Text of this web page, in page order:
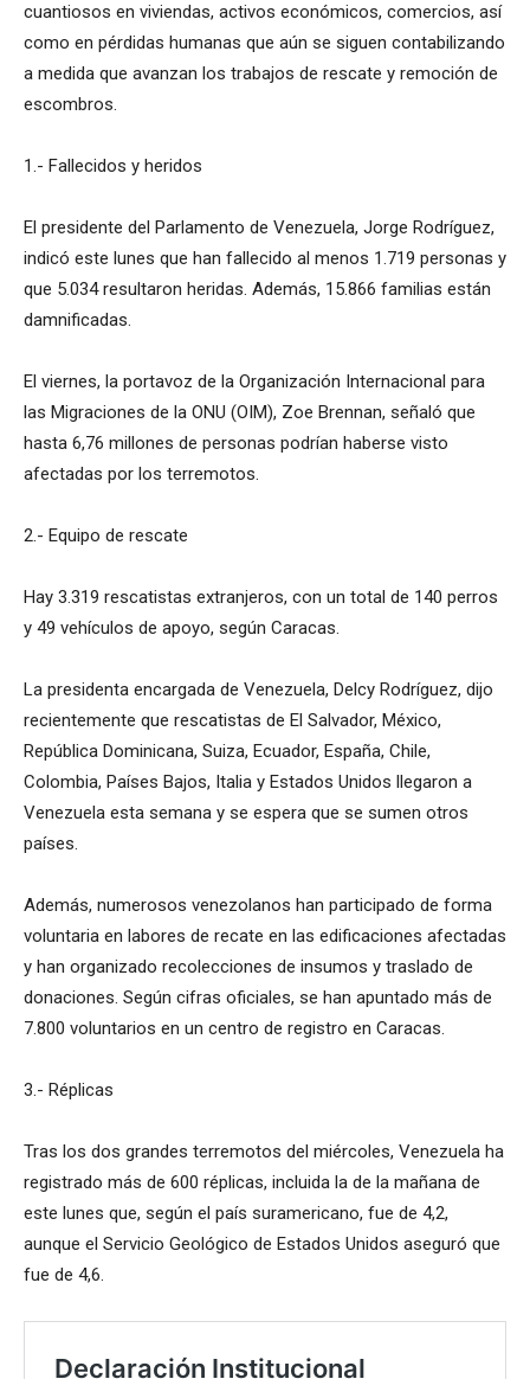
cuantiosos en viviendas, activos económicos, comercios, así
como en pérdidas humanas que aún se siguen contabilizando
a medida que avanzan los trabajos de rescate y remoción de
escombros.
1.- Fallecidos y heridos
El presidente del Parlamento de Venezuela, Jorge Rodríguez,
indicó este lunes que han fallecido al menos 1.719 personas y
que 5.034 resultaron heridas. Además, 15.866 familias están
damnificadas.
El viernes, la portavoz de la Organización Internacional para
las Migraciones de la ONU (OIM), Zoe Brennan, señaló que
hasta 6,76 millones de personas podrían haberse visto
afectadas por los terremotos.
2.- Equipo de rescate
Hay 3.319 rescatistas extranjeros, con un total de 140 perros
y 49 vehículos de apoyo, según Caracas.
La presidenta encargada de Venezuela, Delcy Rodríguez, dijo
recientemente que rescatistas de El Salvador, México,
República Dominicana, Suiza, Ecuador, España, Chile,
Colombia, Países Bajos, Italia y Estados Unidos llegaron a
Venezuela esta semana y se espera que se sumen otros
países.
Además, numerosos venezolanos han participado de forma
voluntaria en labores de recate en las edificaciones afectadas
y han organizado recolecciones de insumos y traslado de
donaciones. Según cifras oficiales, se han apuntado más de
7.800 voluntarios en un centro de registro en Caracas.
3.- Réplicas
Tras los dos grandes terremotos del miércoles, Venezuela ha
registrado más de 600 réplicas, incluida la de la mañana de
este lunes que, según el país suramericano, fue de 4,2,
aunque el Servicio Geológico de Estados Unidos aseguró que
fue de 4,6.